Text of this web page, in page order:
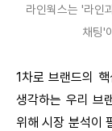
라인웍스는 '라인
채팅'
1차로 브랜드의
생각하는 우리 브
위해 시장 분석이